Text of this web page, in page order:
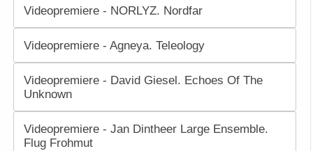
Videopremiere - NORLYZ. Nordfar
Videopremiere - Agneya. Teleology
Videopremiere - David Giesel. Echoes Of The
Unknown
Videopremiere - Jan Dintheer Large Ensemble.
Flug Frohmut